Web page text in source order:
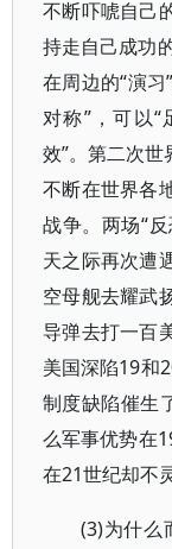
不断吓唬自己
持走自己成功
在周边的“演习
对称”，可以“
效”。第二次
不断在世界各
战争。两场“
天之际再次遭
空母舰去耀武
导弹去打一百
美国深陷19和
制度缺陷催生
么军事优势在
在21世纪却不
(3)为什么